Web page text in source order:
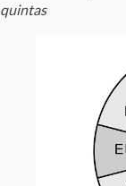
quintas